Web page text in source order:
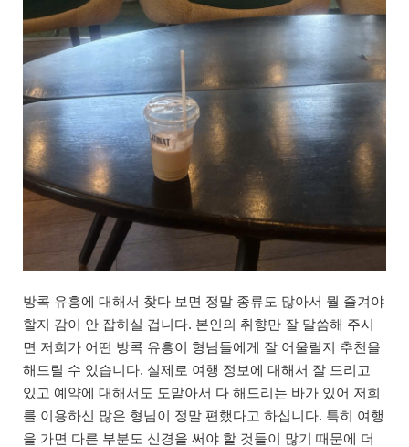
방콕 유흥에 대해서 찾다 보면 정말 종류도 많아서 뭘 즐겨야
할지 감이 안 잡히실 겁니다. 본인의 취향만 잘 말씀해 주시
면 저희가 어떤 방콕 유흥이 형님들에게 잘 어울릴지 추천을
해드릴 수 있습니다. 실제로 여행 정보에 대해서 잘 드리고
있고 예약에 대해서도 도맡아서 다 해드리는 바가 있어 저희
를 이용하신 많은 형님이 정말 편했다고 하십니다. 특히 여행
을 가면 다른 부분도 신경을 써야 할 것들이 많기 때문에 더